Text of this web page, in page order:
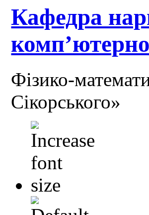
Кафедра
Фізико-
Сікорського»